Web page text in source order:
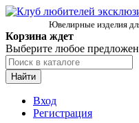
Ювелирные изделия
Корзина ждет
Выберите любое
Найти
Вход
Регистрация